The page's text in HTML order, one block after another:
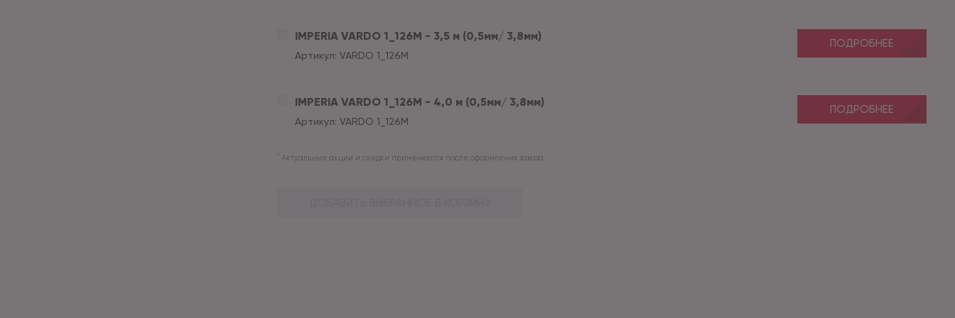
IMPERIA VARDO 1_126M - 3,5 м (0,5мм/ 3,8мм)
Артикул: VARDO 1_126M
ПОДРОБНЕЕ
IMPERIA VARDO 1_126M - 4,0 м (0,5мм/ 3,8мм)
Артикул: VARDO 1_126M
ПОДРОБНЕЕ
* Актуальные акции и скидки применяются после оформления заказа.